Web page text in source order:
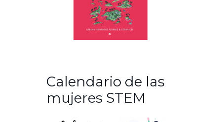
Calendario de las
mujeres STEM